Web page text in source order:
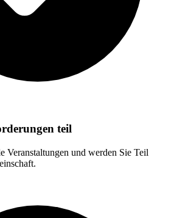
teil
Veranstaltungen und werden Sie Teil